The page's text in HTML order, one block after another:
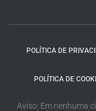
POLÍTICA DE
POLÍTICA DE
Aviso: Em nenhuma